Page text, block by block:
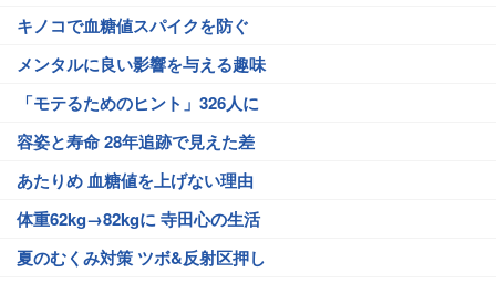
キノコで血糖値スパイクを防ぐ
メンタルに良い影響を与える趣味
「モテるためのヒント」326人に
容姿と寿命 28年追跡で見えた差
あたりめ 血糖値を上げない理由
体重62kg→82kgに 寺田心の生活
夏のむくみ対策 ツボ&反射区押し